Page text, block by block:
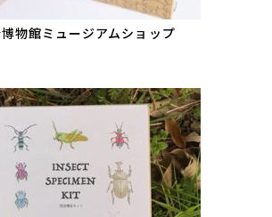
物館ミュージアムショップ